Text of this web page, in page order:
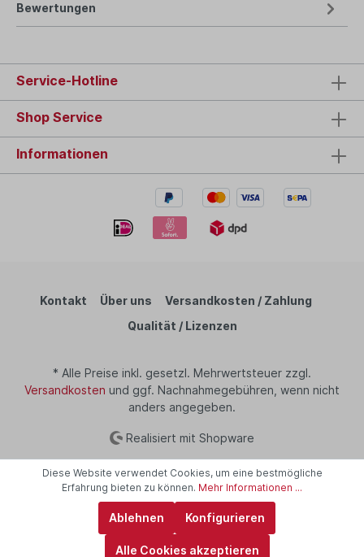
Bewertungen
Service-Hotline
Shop Service
Informationen
Kontakt Über uns
Versandkosten / Zahlung
Qualität / Lizenzen
* Alle Preise inkl. gesetzl. Mehrwertsteuer zzgl.
Versandkosten und ggf. Nachnahmegebühren, wenn nicht
anders angegeben.
Realisiert mit Shopware
Diese Website verwendet Cookies, um eine bestmögliche
Erfahrung bieten zu können. Mehr Informationen ...
Ablehnen Konfigurieren
Alle Cookies akzeptieren